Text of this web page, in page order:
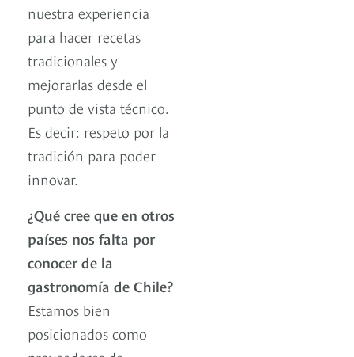
nuestra experiencia
para hacer recetas
tradicionales y
mejorarlas desde el
punto de vista técnico.
Es decir: respeto por la
tradición para poder
innovar.
¿Qué cree que en otros
países nos falta por
conocer de la
gastronomía de Chile?
Estamos bien
posicionados como